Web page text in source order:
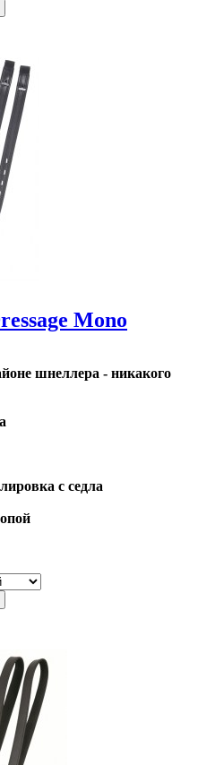
Mono
шнеллера - никакого
с седла